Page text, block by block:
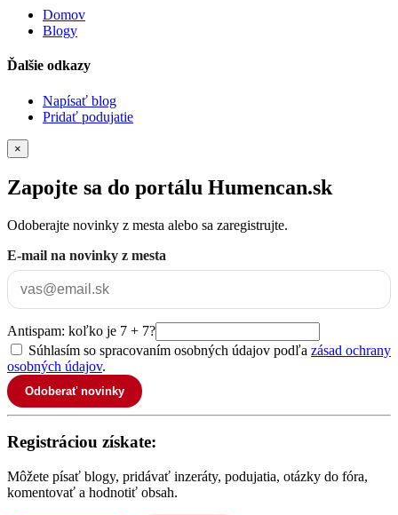
Domov
Blogy
Ďalšie odkazy
Napísať blog
Pridať podujatie
×
Zapojte sa do portálu Humencan.sk
Odoberajte novinky z mesta alebo sa zaregistrujte.
E-mail na novinky z mesta
Antispam: koľko je 7 + 7?
Súhlasím so spracovaním osobných údajov podľa zásad ochrany
osobných údajov.
Odoberať novinky
Registráciou získate:
Môžete písať blogy, pridávať inzeráty, podujatia, otázky do fóra,
komentovať a hodnotiť obsah.